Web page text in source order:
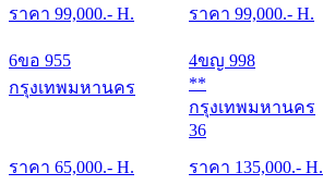
ราคา 99,000.- H. ราคา 99,000.- H.
6ขอ 955
กรุงเทพมหานคร
ราคา 65,000.- H.
4ขญ 998
**
กรุงเทพมหานคร
36
ราคา 135,000.- H.